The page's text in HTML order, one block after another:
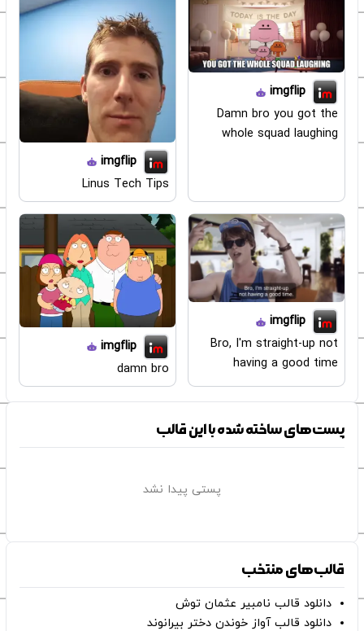
imgflip
Damn bro you got the
whole squad laughing
imgflip
Linus Tech Tips
imgflip
Bro, I'm straight-up not
having a good time
imgflip
damn bro
پست‌های ساخته شده با این قالب
پستی پیدا نشد
قالب‌های منتخب
دانلود قالب نامبیر عثمان ‌توش
دانلود قالب آواز خوندن دختر بیرانوند